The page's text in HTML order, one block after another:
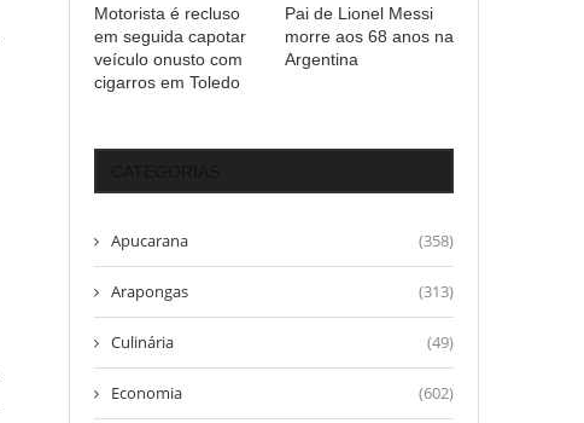
Motorista é recluso
em seguida capotar
veículo onusto com
cigarros em Toledo
Pai de Lionel Messi
morre aos 68 anos na
Argentina
Apucarana (358)
Arapongas (313)
Culinária (49)
Economia (602)